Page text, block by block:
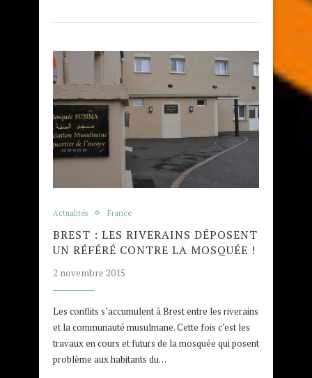
Actualités France
BREST : LES RIVERAINS DÉPOSENT
UN RÉFÉRÉ CONTRE LA MOSQUÉE !
2 novembre 2015
Les conflits s’accumulent à Brest entre les riverains
et la communauté musulmane. Cette fois c’est les
travaux en cours et futurs de la mosquée qui posent
problème aux habitants du…